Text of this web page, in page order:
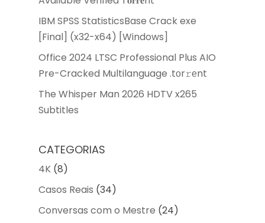
IBM SPSS StatisticsBase Crack exe
[Final] (x32-x64) [Windows]
Office 2024 LTSC Professional Plus AIO
Pre-Cracked Multilanguage .tоr𝚛еnt
The Whisper Man 2026 HDTV x265
Subtitles
CATEGORIAS
4K(8)
Casos Reais (34)
Conversas com o Mestre (24)